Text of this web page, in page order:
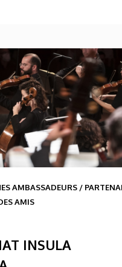
AMBASSADEURS /
AMIS
INSULA